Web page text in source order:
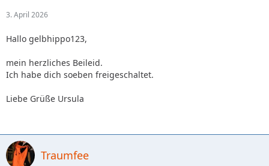
3. April 2026
Hallo gelbhippo123,
mein herzliches Beileid.
Ich habe dich soeben freigeschaltet.
Liebe Grüße Ursula
Traumfee